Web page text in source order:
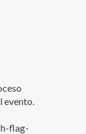
evento.
flag-